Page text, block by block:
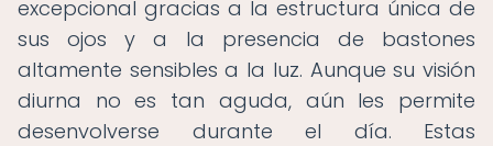
excepcional gracias a la estructura única de
sus ojos y a la presencia de bastones
altamente sensibles a la luz. Aunque su visión
diurna no es tan aguda, aún les permite
desenvolverse durante el día. Estas